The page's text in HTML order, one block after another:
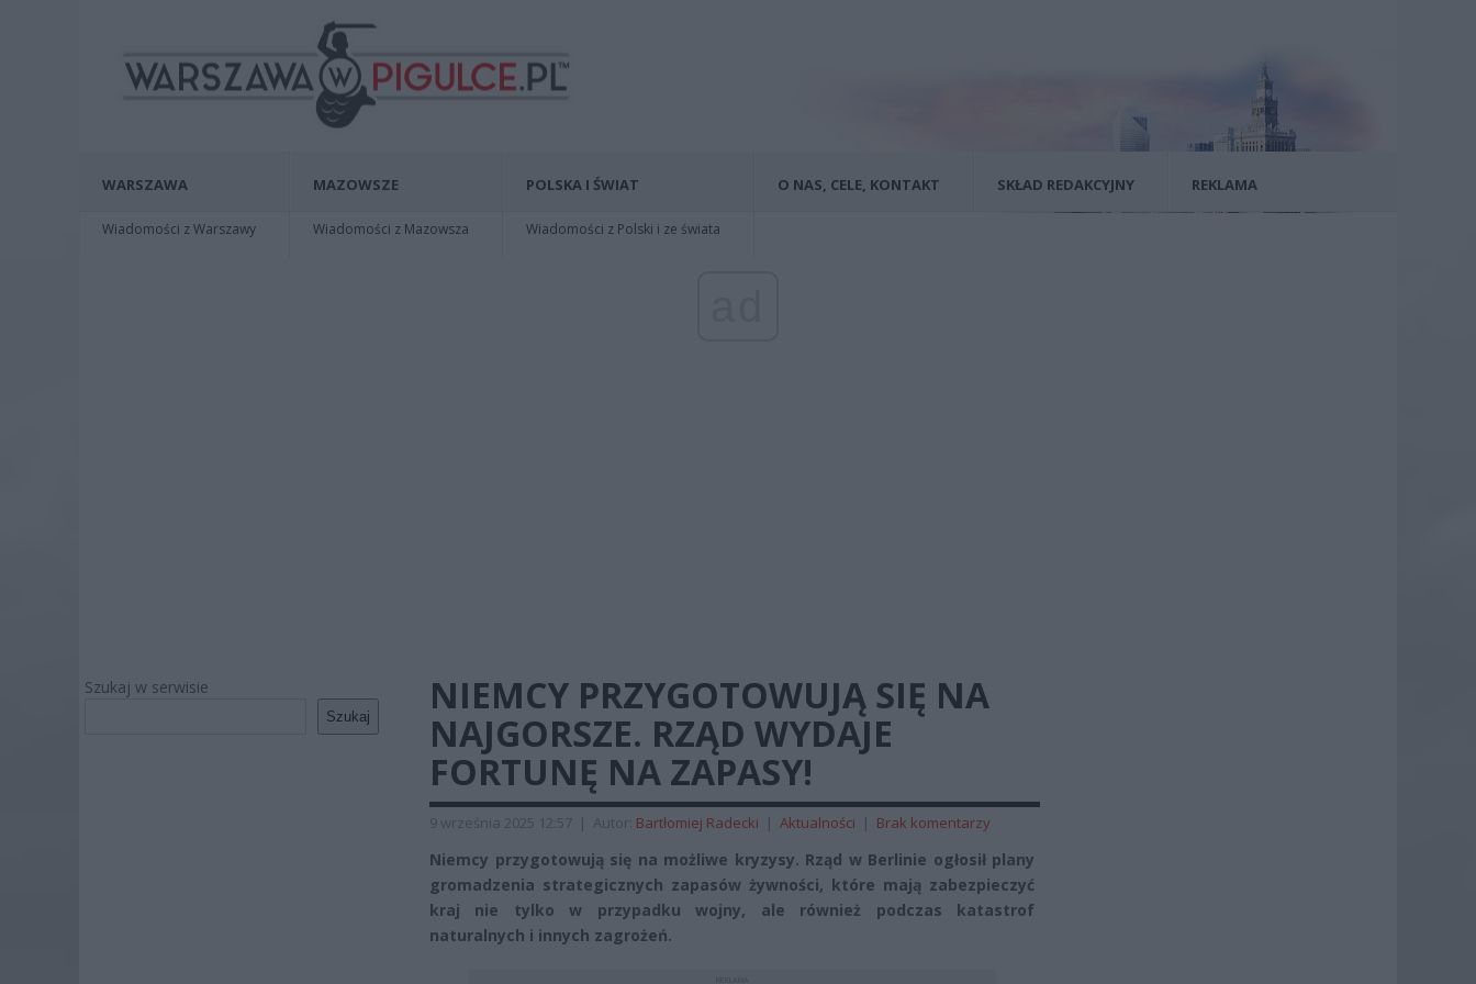
WARSZAWA
Wiadomości z Warszawy
MAZOWSZE
Wiadomości z Mazowsza
POLSKA I ŚWIAT
Wiadomości z Polski i ze świata
O NAS, CELE, KONTAKT SKŁAD REDAKCYJNY REKLAMA
Szukaj w serwisie
Szukaj
NIEMCY PRZYGOTOWUJĄ SIĘ NA
NAJGORSZE. RZĄD WYDAJE
FORTUNĘ NA ZAPASY!
9 września 2025 12:57 | Autor: Bartłomiej Radecki | Aktualności | Brak komentarzy
Niemcy przygotowują się na możliwe kryzysy. Rząd w Berlinie ogłosił plany
gromadzenia strategicznych zapasów żywności, które mają zabezpieczyć
kraj nie tylko w przypadku wojny, ale również podczas katastrof
naturalnych i innych zagrożeń.